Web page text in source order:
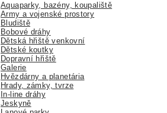
Aquaparky, bazény, koupaliště
Army a vojenské prostory
Bludiště
Bobové dráhy
Dětská hřiště venkovní
Dětské koutky
Dopravní hřiště
Galerie
Hvězdárny a planetária
Hrady, zámky, tvrze
In-line dráhy
Jeskyně